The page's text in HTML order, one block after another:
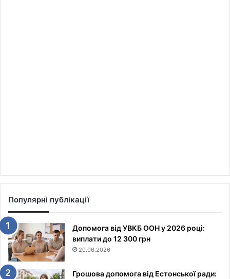
Популярні публікації
Допомога від УВКБ ООН у 2026 році:
виплати до 12 300 грн
20.06.2026
Грошова допомога від Естонської ради: